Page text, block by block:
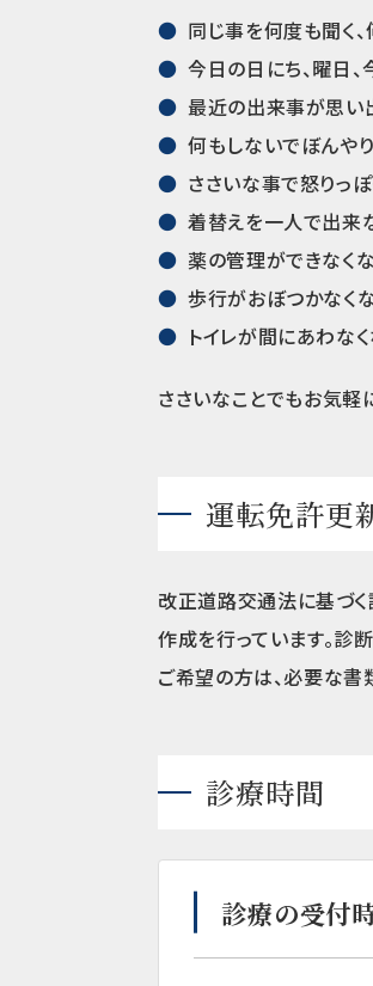
同じ事を何度も聞く
今日の日にち、曜日
最近の出来事が思い
何もしないでぼんや
ささいな事で怒りっ
着替えを一人で出来
薬の管理ができなく
歩行がおぼつかなく
トイレが間にあわな
ささいなことでもお気軽
運転免許更
改正道路交通法に基づ
作成を行っています。診
ご希望の方は、必要な書
診療時間
診療の受付